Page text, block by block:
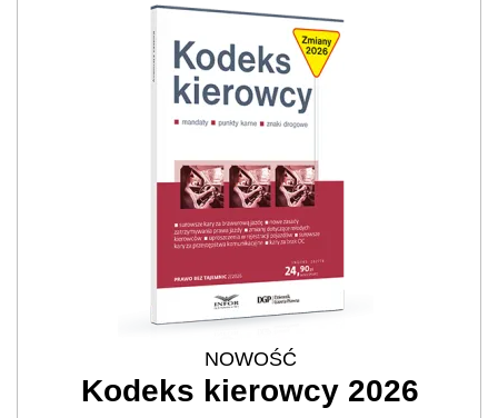
NOWOŚĆ
Kodeks kierowcy 2026